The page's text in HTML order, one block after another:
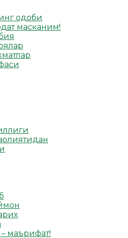
одоби
масканим!
– маърифат!